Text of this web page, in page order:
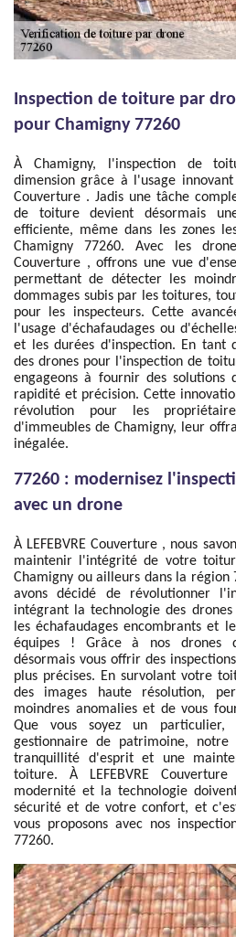
Inspection de toiture par
pour Chamigny 77260
À Chamigny, l'inspection de
dimension grâce à l'usage innovant
Couverture . Jadis une tâche
de toiture devient désormais
efficiente, même dans les zones
Chamigny 77260. Avec les
Couverture , offrons une vue
permettant de détecter les
dommages subis par les toitures,
pour les inspecteurs. Cette
l'usage d'échafaudages ou
et les durées d'inspection. En tant
des drones pour l'inspection de
engageons à fournir des solutions
rapidité et précision. Cette
révolution pour les
d'immeubles de Chamigny, leur
inégalée.
77260 : modernisez
avec un drone
À LEFEBVRE Couverture , nous
maintenir l'intégrité de votre
Chamigny ou ailleurs dans la région
avons décidé de révolutionner
intégrant la technologie des drones
les échafaudages encombrants et
équipes ! Grâce à nos drones
désormais vous offrir des
plus précises. En survolant votre
des images haute résolution,
moindres anomalies et de vous
Que vous soyez un particulier,
gestionnaire de patrimoine, notre
tranquillité d'esprit et une
toiture. À LEFEBVRE
modernité et la technologie
sécurité et de votre confort, et
vous proposons avec nos
77260.